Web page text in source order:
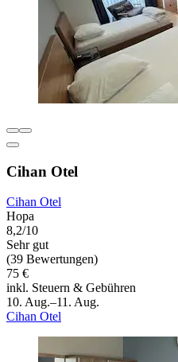
Cihan Otel
Cihan Otel
Hopa
8,2/10
Sehr gut
(39 Bewertungen)
75 €
inkl. Steuern & Gebühren
10. Aug.–11. Aug.
Cihan Otel